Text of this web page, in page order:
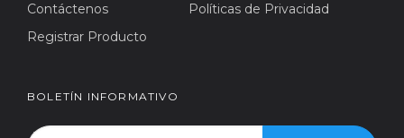
Contáctenos
Registrar Producto
Políticas de Privacidad
BOLETÍN INFORMATIVO